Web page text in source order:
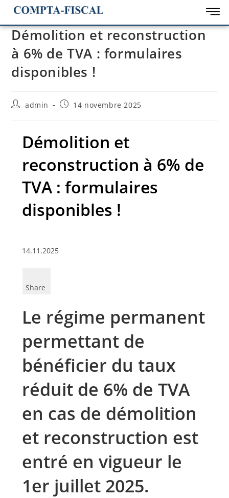
Démolition et reconstruction
à 6% de TVA : formulaires
disponibles !
admin 14 novembre 2025
Démolition et
reconstruction à 6% de
TVA : formulaires
disponibles !
14.11.2025
Share
Le régime permanent
permettant de
bénéficier du taux
réduit de 6% de TVA
en cas de démolition
et reconstruction est
entré en vigueur le
1er juillet 2025.